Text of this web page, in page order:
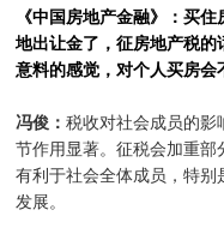
《中国房地产金融》：买
地出让金了，征房地产税
意料的感觉，对个人买房会
冯俊：税收对社会成员的影
节作用显著。征税会加重
有利于社会全体成员，特
发展。